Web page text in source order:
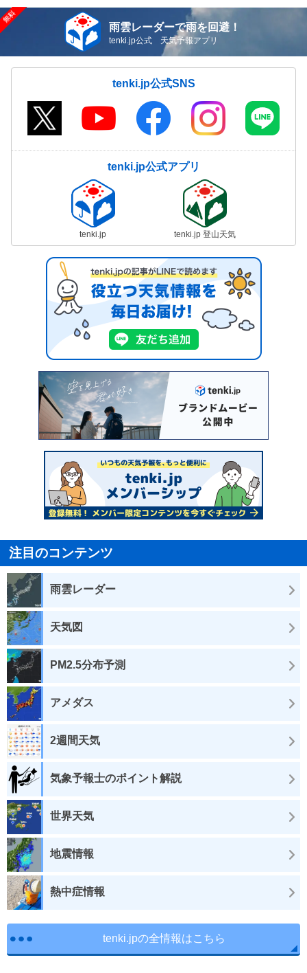
雨雲レーダーで雨を回避！
tenki.jp公式 天気予報アプリ
tenki.jp公式SNS
tenki.jp公式アプリ
tenki.jp tenki.jp 登山天気
注目のコンテンツ
雨雲レーダー
天気図
PM2.5分布予測
アメダス
2週間天気
気象予報士のポイント解説
世界天気
地震情報
熱中症情報
tenki.jpの全情報はこちら